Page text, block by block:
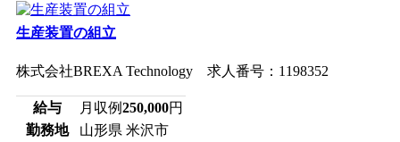
生産装置の組立
株式会社BREXA Technology 求人番号：1198352
給与 月収例250,000円
勤務地
山形県 米沢市